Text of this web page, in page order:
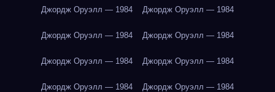
Джордж Оруэлл — 1984 Джордж Оруэлл — 1984
Джордж Оруэлл — 1984 Джордж Оруэлл — 1984
Джордж Оруэлл — 1984 Джордж Оруэлл — 1984
Джордж Оруэлл — 1984 Джордж Оруэлл — 1984